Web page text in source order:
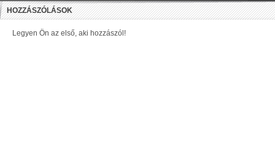
HOZZÁSZÓLÁSOK
Legyen Ön az első, aki hozzászól!